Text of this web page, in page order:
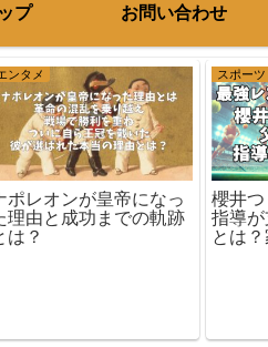
プ お問い合わせ
ンタメ
ポレオンが皇帝になっ
理由と成功までの軌跡
は？
スポーツ
櫻井
指導
とは